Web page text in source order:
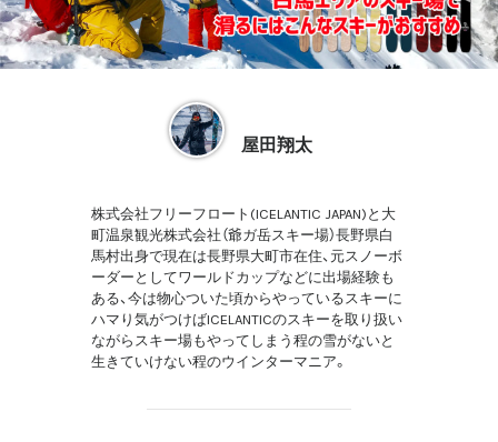
屋田翔太
株式会社フリーフロート(ICELANTIC JAPAN)と大
町温泉観光株式会社（爺ガ岳スキー場）長野県白
馬村出身で現在は長野県大町市在住、元スノーボ
ーダーとしてワールドカップなどに出場経験も
ある、今は物心ついた頃からやっているスキーに
ハマり気がつけばICELANTICのスキーを取り扱い
ながらスキー場もやってしまう程の雪がないと
生きていけない程のウインターマニア。